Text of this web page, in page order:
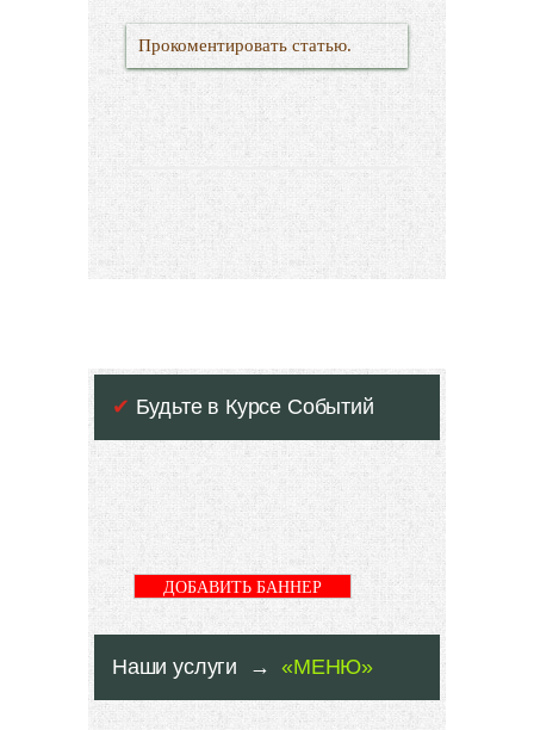
Прокоментировать статью.
✔ Будьте в Курсе Событий
ДОБАВИТЬ БАННЕР
Наши услуги →«МЕНЮ»